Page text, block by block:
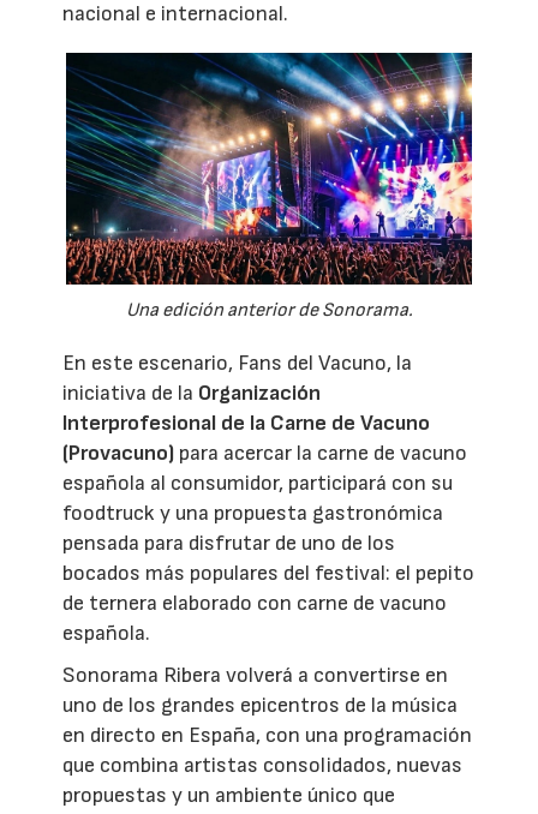
nacional e internacional.
Una edición anterior de Sonorama.
En este escenario, Fans del Vacuno, la
iniciativa de la Organización
Interprofesional de la Carne de Vacuno
(Provacuno) para acercar la carne de vacuno
española al consumidor, participará con su
foodtruck y una propuesta gastronómica
pensada para disfrutar de uno de los
bocados más populares del festival: el pepito
de ternera elaborado con carne de vacuno
española.
Sonorama Ribera volverá a convertirse en
uno de los grandes epicentros de la música
en directo en España, con una programación
que combina artistas consolidados, nuevas
propuestas y un ambiente único que